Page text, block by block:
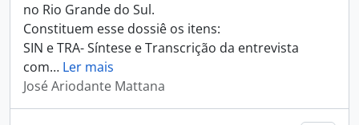
no Rio Grande do Sul.
Constituem esse dossiê os itens:
SIN e TRA- Síntese e Transcrição da entrevista
com… Ler mais
José Ariodante Mattana